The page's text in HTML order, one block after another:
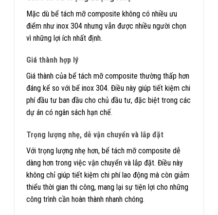
Mặc dù bể tách mỡ composite không có nhiều ưu
điểm như inox 304 nhưng vẫn được nhiều người chọn
vì những lợi ích nhất định.
Giá thành hợp lý
Giá thành của bể tách mỡ composite thường thấp hơn
đáng kể so với bể inox 304. Điều này giúp tiết kiệm chi
phí đầu tư ban đầu cho chủ đầu tư, đặc biệt trong các
dự án có ngân sách hạn chế.
Trọng lượng nhẹ, dễ vận chuyển và lắp đặt
Với trọng lượng nhẹ hơn, bể tách mỡ composite dễ
dàng hơn trong việc vận chuyển và lắp đặt. Điều này
không chỉ giúp tiết kiệm chi phí lao động mà còn giảm
thiểu thời gian thi công, mang lại sự tiện lợi cho những
công trình cần hoàn thành nhanh chóng.